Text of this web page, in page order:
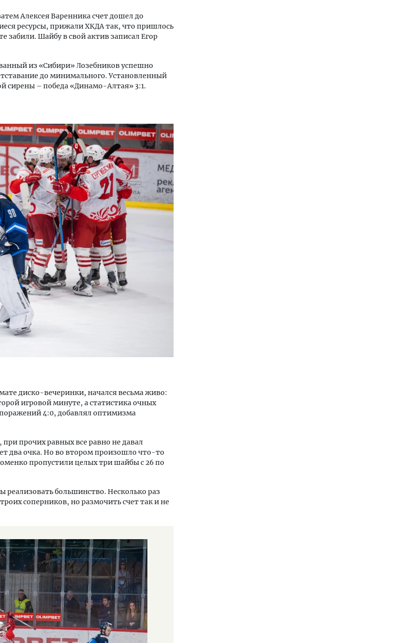
Алексея Варенника счет дошел до
ресурсы, прижали ХКДА так, что пришлось
забили. Шайбу в свой актив записал Егор
из «Сибири» Лозебников успешно
до минимального. Установленный
сирены – победа «Динамо-Алтая» 3:1.
диско-вечеринки, начался весьма живо:
игровой минуте, а статистика очных
поражений 4:0, добавлял оптимизма
прочих равных все равно не давал
два очка. Но во втором произошло что-то
пропустили целых три шайбы с 26 по
реализовать большинство. Несколько раз
соперников, но размочить счет так и не